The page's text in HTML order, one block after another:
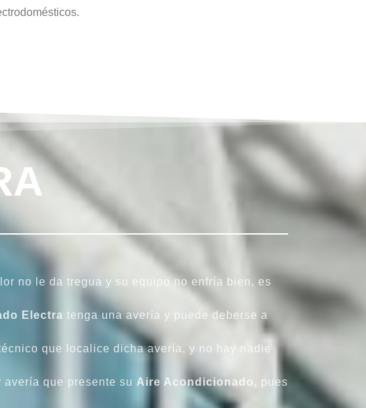
no le da tregua y su equipo no enfría bien, es
Electra tenga una avería y puede deberse a
que localice dicha avería, y no hay nadie
avería que presente su Aire Acondicionado , pues